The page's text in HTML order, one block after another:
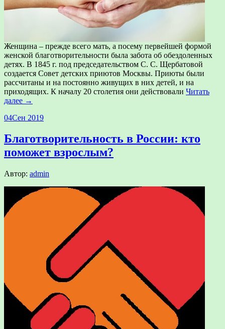
Женщина – прежде всего мать, а посему первейшей формой
женской благотворительности была забота об обездоленных
детях. В 1845 г. под председательством С. С. Щербатовой
создается Совет детских приютов Москвы. Приюты были
рассчитаны и на постоянно живущих в них детей, и на
приходящих. К началу 20 столетия они действовали Читать
далее →
04Сен 2019
Благотворительность в России: кто
поможет взрослым?
Автор: admin